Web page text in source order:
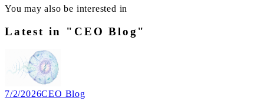
You may also be interested in
Latest in "CEO Blog"
7/2/2026CEO Blog